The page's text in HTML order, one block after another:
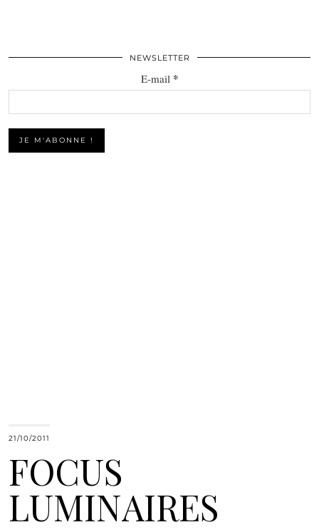
NEWSLETTER
E-mail *
21/10/2011
FOCUS
LUMINAIRES